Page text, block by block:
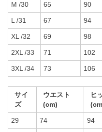
M /30 65 90
L /31 67 94
XL /32 69 98
2XL /33 71 102
3XL /34 73 106
サイ
ズ
ウエスト
(cm)
ヒ
29 74 94